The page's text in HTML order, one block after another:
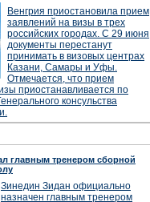
Венгрия приостановила прием
заявлений на визы в трех
российских городах. С 29 июня
документы перестанут
принимать в визовых центрах
Казани, Самары и Уфы.
Отмечается, что прием
приостанавливается по
консульства
главным тренером сборной
Зинедин Зидан официально
назначен главным тренером